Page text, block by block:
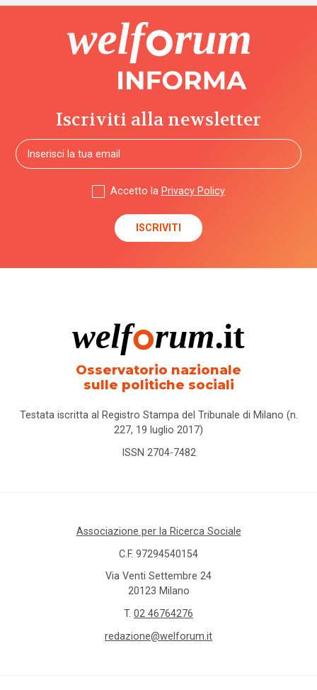
Iscriviti alla newsletter
Accetto la Privacy Policy
Osservatorio nazionale
sulle politiche sociali
Testata iscritta al Registro Stampa del Tribunale di Milano (n.
227, 19 luglio 2017)
ISSN 2704-7482
Associazione per la Ricerca Sociale
C.F. 97294540154
Via Venti Settembre 24
20123 Milano
T. 02 46764276
redazione@welforum.it